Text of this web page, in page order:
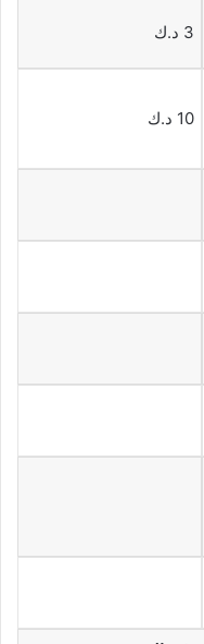
3 د.ك
10 د.ك